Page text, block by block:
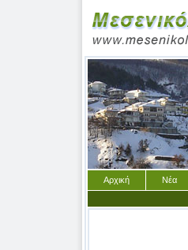
Αρχική Νέα